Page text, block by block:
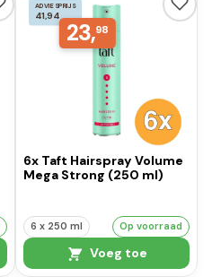
ADVIESPRIJS
41,94
23,98
6x Taft Hairspray Volume
Mega Strong (250 ml)
6 x 250 ml Op voorraad
Voeg toe